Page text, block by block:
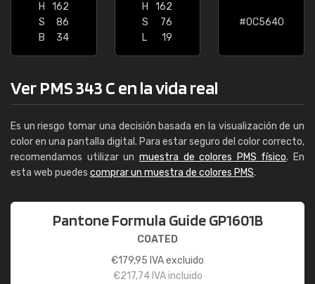
H
162
S
86
B
34
H
162
S
76
L
19
#0C5640
Ver PMS 343 C en la vida real
Es un riesgo tomar una decisión basada en la visualización de un
color en una pantalla digital. Para estar seguro del color correcto,
recomendamos utilizar un muestra de colores PMS físico. En
esta web puedes comprar un muestra de colores PMS.
Pantone Formula Guide GP1601B
COATED
€179,95 IVA excluido
€217,74IVA incluido